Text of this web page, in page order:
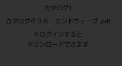
カタログ1
カタログ６３８ エンドウェーブ .pdf
※ログインすると
ダウンロードできます